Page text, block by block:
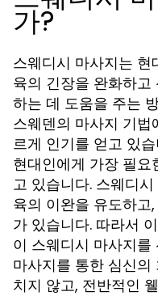
가?
스웨디시 마사지는 현
육의 긴장을 완화하
하는 데 도움을 주는
스웨덴의 마사지 기
르게 인기를 얻고 있
현대인에게 가장 필
고 있습니다. 스웨디
육의 이완을 유도하
가 있습니다. 따라서
이 스웨디시 마사지를
마사지를 통한 심신
치지 않고, 전반적인